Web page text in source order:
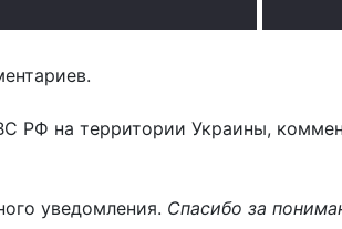
РФ на территории Украины,
уведомления. Спасибо за